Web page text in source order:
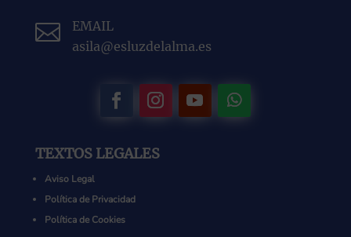

EMAIL
asila@esluzdelalma.es
TEXTOS LEGALES
Aviso Legal
Política de Privacidad
Política de Cookies